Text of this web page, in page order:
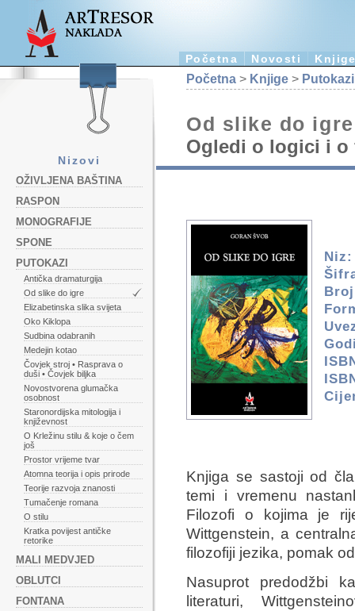
Početna Novosti
Nizovi
OŽIVLJENA BAŠTINA
RASPON
MONOGRAFIJE
SPONE
PUTOKAZI
Antička dramaturgija
Od slike do igre
Elizabetinska slika svijeta
Oko Kiklopa
Sudbina odabranih
Medejin kotao
Čovjek stroj • Rasprava o
duši • Čovjek biljka
Novostvorena glumačka
osobnost
Staronordijska mitologija i
književnost
O Krležinu stilu & koje o čem
još
Prostor vrijeme tvar
Atomna teorija i opis prirode
Teorije razvoja znanosti
Tumačenje romana
O stilu
Kratka povijest antičke
retorike
MALI MEDVJED
OBLUTCI
FONTANA
Početna > Knjige > Putokazi
Od slike do igre
Ogledi o logici i
Niz:
Knjiga se sastoji od
temi i vremenu
Filozofi o kojima je
Wittgenstein, a
filozofiji jezika, pomak
Nasuprot predodžbi
literaturi,